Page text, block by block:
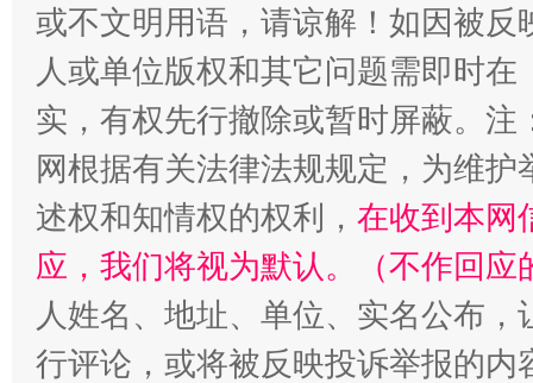
或不文明用语，请谅解！如因被
人或单位版权和其它问题需即时在
实，有权先行撤除或暂时屏蔽。
网根据有关法律法规规定，为维
述权和知情权的权利， 在收到本网
应，我们将视为默认。（不作回应
人姓名、地址、单位、实名公布
行评论，或将被反映投诉举报的